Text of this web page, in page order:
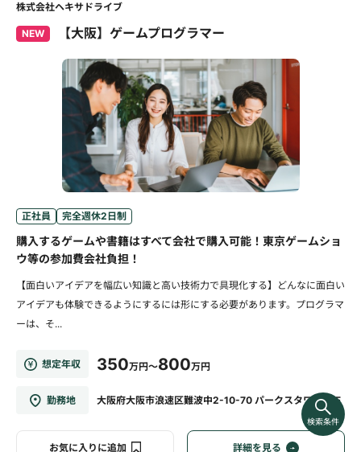
株式会社ヘキサドライブ
NEW 【大阪】ゲームプログラマー
正社員 完全週休2日制
購入するゲームや書籍はすべて会社で購入可能！東京ゲームショ
ウ等の参加費会社負担！
【面白いアイデアを幅広い知識と高い技術力で具現化する】どんなに面白い
アイデアも体験できるようにするには形にする必要があります。プログラマ
ーは、そ...
想定年収 350万円～800万円
勤務地 大阪府大阪市浪速区難波中2-10-70 パークスタワー28F
お気に入りに追加 詳細を見る
検索条件